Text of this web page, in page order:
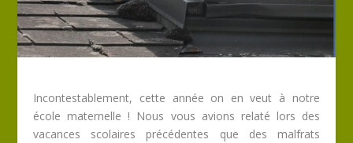
Incontestablement, cette année on en veut à notre
école maternelle ! Nous vous avions relaté lors des
vacances scolaires précédentes que des malfrats